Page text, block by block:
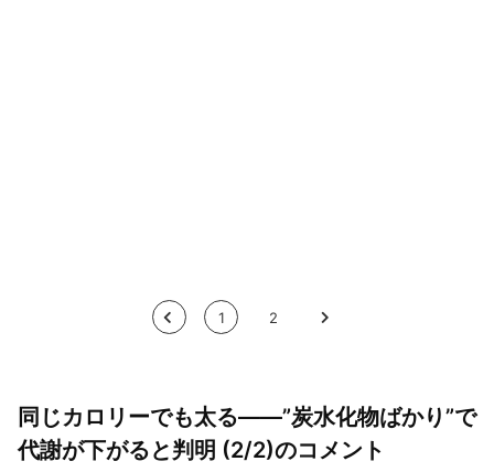
< 1 2 >
同じカロリーでも太る——”炭水化物ばかり”で
代謝が下がると判明 (2/2)のコメント